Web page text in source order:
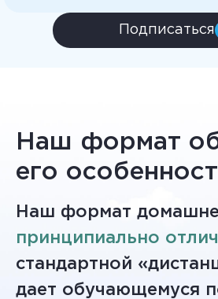
Подписаться
Наш формат
его
Наш формат
принципиально
стандартной
дает обучающемуся